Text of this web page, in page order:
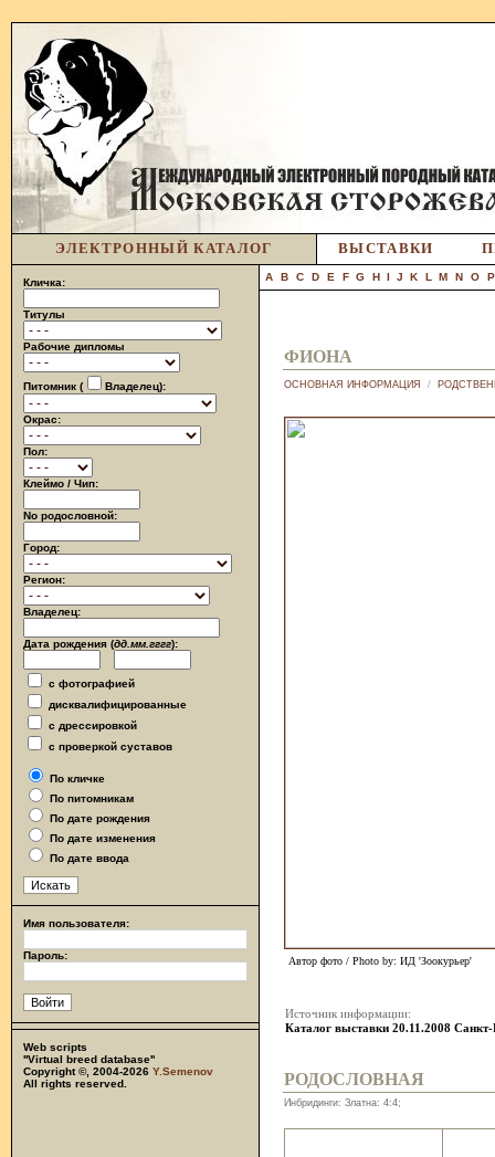
ЭЛЕКТРОННЫЙ КАТАЛОГ ВЫСТАВКИ
Кличка:
Титулы
Рабочие дипломы
Питомник ( Владелец):
Окрас:
Пол:
Клеймо / Чип:
No родословной:
Город:
Регион:
Владелец:
Дата рождения (дд.мм.гггг):
с фотографией
дисквалифицированные
с дрессировкой
с проверкой суставов
По кличке
По питомникам
По дате рождения
По дате изменения
По дате ввода
Имя пользователя:
Пароль:
Web scripts
''Virtual breed database''
Copyright ©, 2004-2026 Y.Semenov
All rights reserved.
A B C D E F G H I J K L M N O P
ФИОНА
ОСНОВНАЯ ИНФОРМАЦИЯ /
Автор фото / Photo by: ИД 'Зоокурьер'
Источник информации:
Каталог выставки 20.11.2008 Санкт-
РОДОСЛОВНАЯ
Инбридинги: Златна: 4:4;